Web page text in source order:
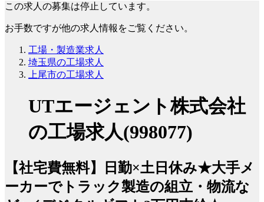
この求人の募集は停止しています。
お手数ですが他の求人情報をご覧ください。
工場・製造業求人
埼玉県の工場求人
上尾市の工場求人
UTエージェント株式会社
の工場求人(998077)
【社宅費無料】日勤×土日休み★大手メ
ーカーでトラック製造の組立・物流な